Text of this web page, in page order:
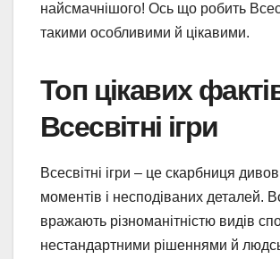
найсмачнішого! Ось що робить
такими особливими й цікавими.
Топ цікавих
Всесвітні ігри
Всесвітні ігри – це скарбниця
моментів і несподіваних деталей.
вражають різноманітністю видів
нестандартними рішеннями й